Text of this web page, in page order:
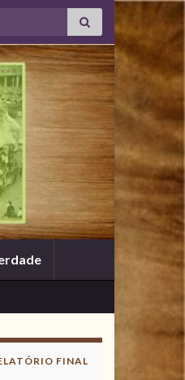
FINAL
Acesse aqui o
Relatório Final